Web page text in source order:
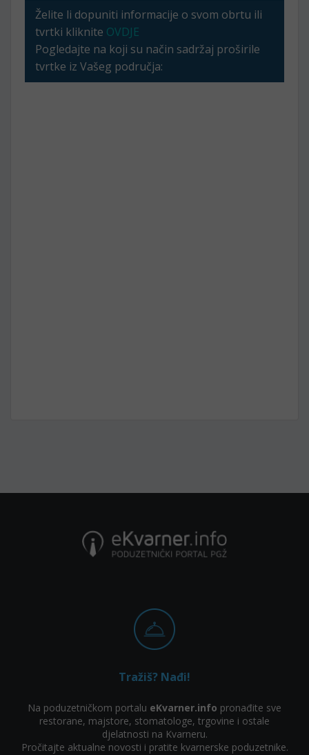
Želite li dopuniti informacije o svom obrtu ili
tvrtki kliknite OVDJE
Pogledajte na koji su način sadržaj proširile
tvrtke iz Vašeg područja:
Tražiš? Nađi!
Na poduzetničkom portalu eKvarner.info pronađite sve
restorane, majstore, stomatologe, trgovine i ostale
djelatnosti na Kvarneru.
Pročitajte aktualne novosti i pratite kvarnerske poduzetnike.